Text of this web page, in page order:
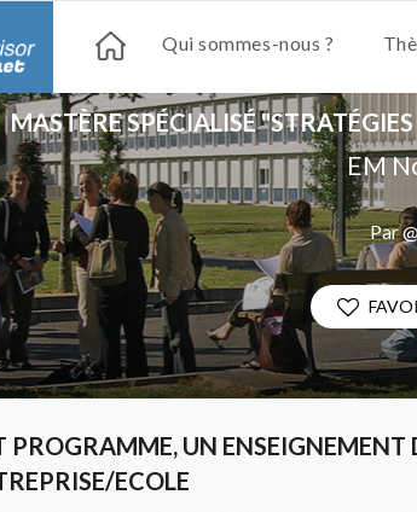
Qui sommes-nous ?
MASTÈRE SPÉCIALISÉ
EM
Par
PROGRAMME, UN
ECOLE